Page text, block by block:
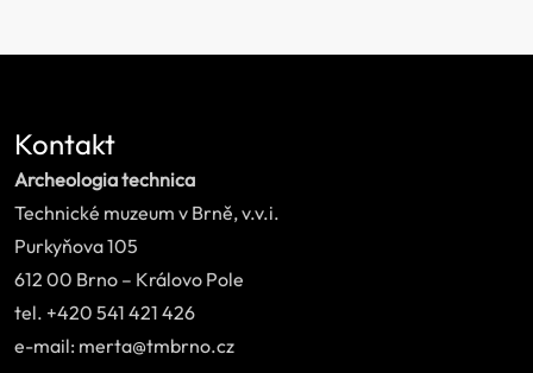
Kontakt
Archeologia technica
Technické muzeum v Brně, v.v.i.
Purkyňova 105
612 00 Brno – Královo Pole
tel. +420 541 421 426
e-mail: merta@tmbrno.cz